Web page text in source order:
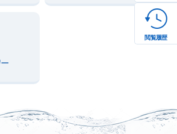
閲覧履歴